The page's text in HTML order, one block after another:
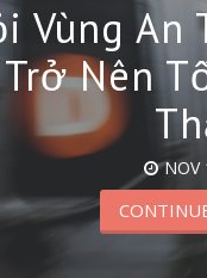
Vùng An
Nên
NOV